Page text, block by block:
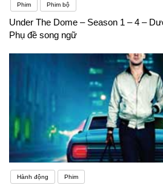
Phim Phim bộ
Under The Dome – Season 1 – 4 –
Phụ đề song ngữ
Hành động Phim